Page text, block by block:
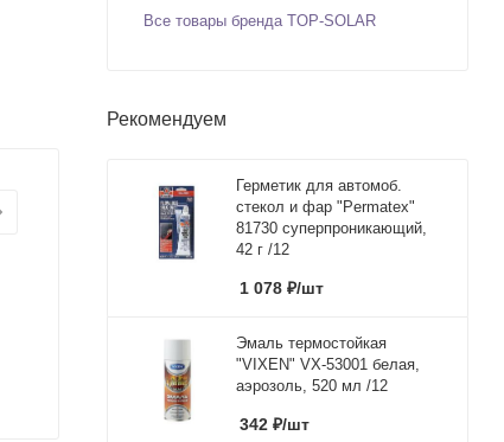
Все товары бренда TOP-SOLAR
Рекомендуем
Герметик для автомоб.
стекол и фар "Permatex"
81730 суперпроникающий,
42 г /12
1 078 ₽/шт
Эмаль термостойкая
"VIXEN" VX-53001 белая,
аэрозоль, 520 мл /12
342 ₽/шт